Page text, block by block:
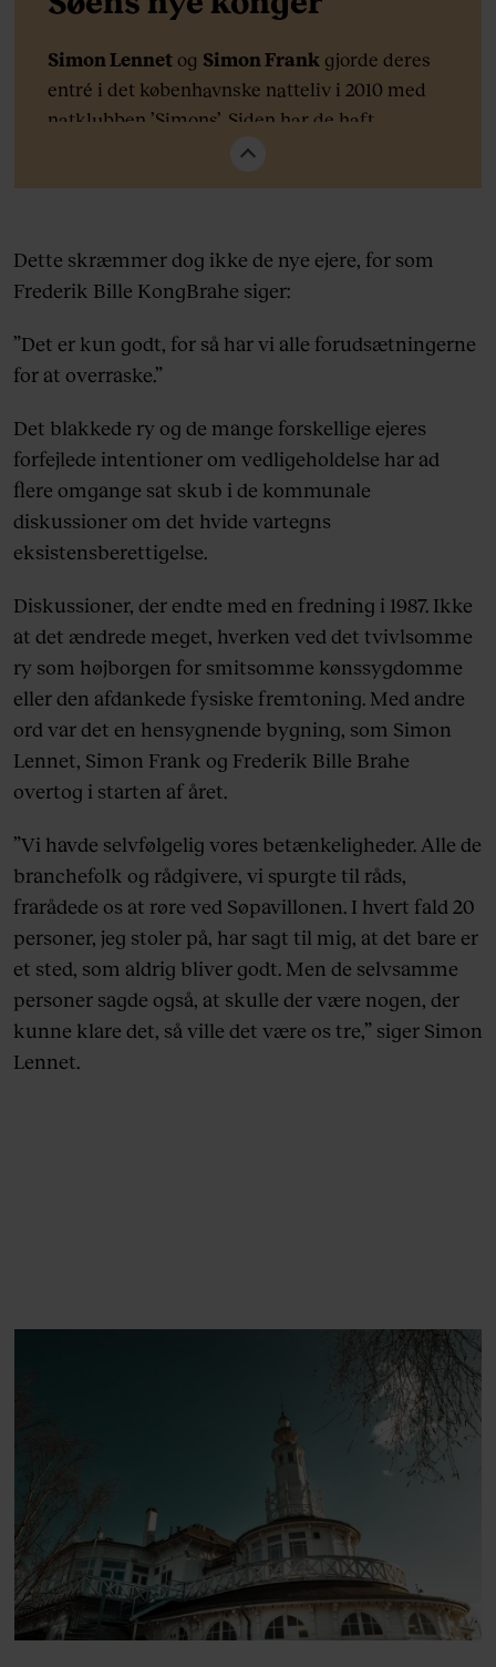
Simon Lennet og Simon Frank gjorde deres
entré i det københavnske natteliv i 2010 med
natklubben ’Simons’. Siden har de haft
medejerskaber i natklubber som ’At Dolores’,
spisested ’Congo’, og for nyligt åbnede deres
nye restaurantkoncept, ’Falang Asiateria’, som
bananasplit. Sammen driver de også
reklamebureauet ’Butter Agency’.
Frederik Bille Braheer uddannet kok fra
’Sketch’ i London og ’Kong Hans Kælder’.
Har tidligere drevet restauranten ’Havfruen’ i
Nyhavn. Han gjorde sig særligt bemærket på
med åbningen af ’Atelier September’ i
Gothersgade. I dag ejer og driver han desuden
’Apollo Bar & Kantine’ i Kunsthal
Charlottenborg samt museumscaféen på
Statens Museum for Kunst, ’Kafeteria’.
Dette skræmmer dog ikke de nye ejere, for som
Frederik Bille KongBrahe siger:
”Det er kun godt, for så har vi alle forudsætningerne
for at overraske.”
Det blakkede ry og de mange forskellige ejeres
forfejlede intentioner om vedligeholdelse har ad
flere omgange sat skub i de kommunale
diskussioner om det hvide vartegns
eksistensberettigelse.
Diskussioner, der endte med en fredning i 1987. Ikke
at det ændrede meget, hverken ved det tvivlsomme
ry som højborgen for smitsomme kønssygdomme
eller den afdankede fysiske fremtoning. Med andre
ord var det en hensygnende bygning, som Simon
Lennet, Simon Frank og Frederik Bille Brahe
overtog i starten af året.
”Vi havde selvfølgelig vores betænkeligheder. Alle de
branchefolk og rådgivere, vi spurgte til råds,
frarådede os at røre ved Søpavillonen. I hvert fald 20
personer, jeg stoler på, har sagt til mig, at det bare er
et sted, som aldrig bliver godt. Men de selvsamme
personer sagde også, at skulle der være nogen, der
kunne klare det, så ville det være os tre,” siger Simon
Lennet.